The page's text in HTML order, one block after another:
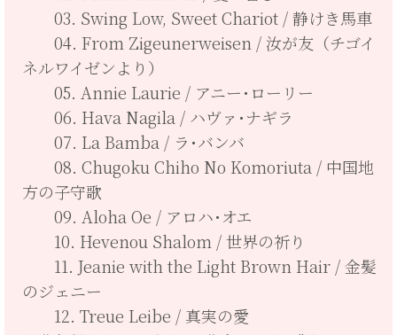
03. Swing Low, Sweet Chariot / 静けき馬車
04. From Zigeunerweisen / 汝が友（チゴイ
ネルワイゼンより）
05. Annie Laurie / アニー･ローリー
06. Hava Nagila / ハヴァ･ナギラ
07. La Bamba / ラ･バンバ
08. Chugoku Chiho No Komoriuta / 中国地
方の子守歌
09. Aloha Oe / アロハ･オエ
10. Hevenou Shalom / 世界の祈り
11. Jeanie with the Light Brown Hair / 金髪
のジェニー
12. Treue Leibe / 真実の愛